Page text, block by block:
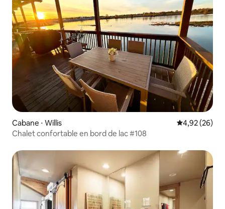
Cabane ⋅ Willis Évaluation
4,92 (26)
Chalet confortable en bord de lac #108